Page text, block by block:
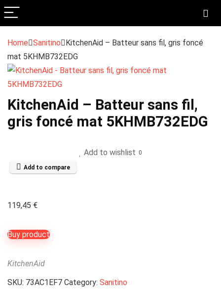
Home Sanitino
KitchenAid – Batteur sans fil, gris foncé
mat 5KHMB732EDG
KitchenAid – Batteur sans fil,
gris foncé mat 5KHMB732EDG
Add to wishlist 0
Add to compare
119,45 €
Buy product
KitchenAid
SKU: 73AC1EF7 Category: Sanitino